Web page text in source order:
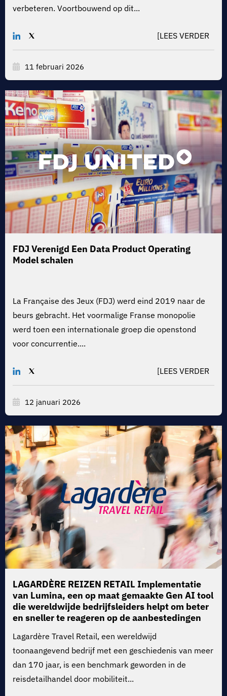
verbeteren. Voortbouwend op dit...
[LEES VERDER
11 februari 2026
FDJ Verenigd Een Data Product Operating
Model schalen
La Française des Jeux (FDJ) werd eind 2019 naar de
beurs gebracht. Het voormalige Franse monopolie
werd toen een internationale groep die openstond
voor concurrentie....
[LEES VERDER
12 januari 2026
LAGARDÈRE REIZEN RETAIL Implementatie
van Lumina, een op maat gemaakte Gen AI tool
die wereldwijde bedrijfsleiders helpt om beter
en sneller te reageren op de aanbestedingen
Lagardère Travel Retail, een wereldwijd
toonaangevend bedrijf met een geschiedenis van meer
dan 170 jaar, is een benchmark geworden in de
reisdetailhandel door mobiliteit...